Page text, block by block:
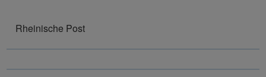
Rheinische Post